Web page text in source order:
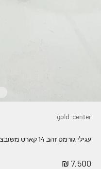
gold-center
עגילי גורמט זהב 14 קארט משובצים יהלומים
מחיר מבצע
7,500 ₪